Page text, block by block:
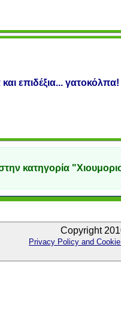
επιδέξια... γατοκόλπα!
κατηγορία
Copyright
Privacy Policy and